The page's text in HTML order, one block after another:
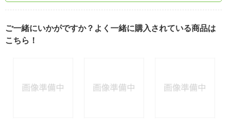
ご一緒にいかがですか？よく一緒に購入されている商品は
こちら！